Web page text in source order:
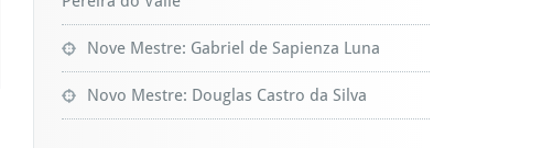
Nove Mestre: Gabriel de Sapienza Luna
Novo Mestre: Douglas Castro da Silva